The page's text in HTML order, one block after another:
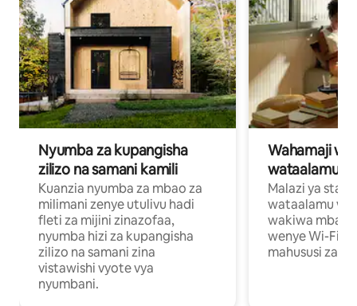
Nyumba za kupangisha
zilizo na samani kamili
Kuanzia nyumba za mbao za
milimani zenye utulivu hadi
fleti za mijini zinazofaa,
nyumba hizi za kupangisha
zilizo na samani zina
vistawishi vyote vya
nyumbani.
Wahamaji
wataalamu
Malazi ya
wataalamu
wakiwa mbali
wenye Wi-Fi
mahususi za